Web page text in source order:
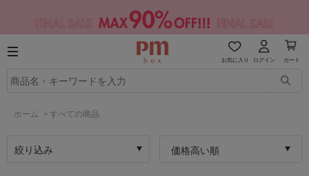
お気に入り ログイン カート
ホーム > すべての商品
絞り込み 価格高い順